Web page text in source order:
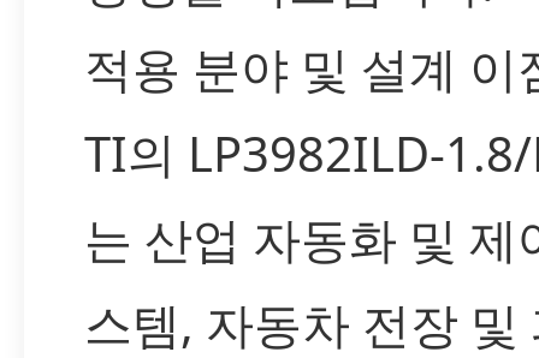
적용 분야 및 설계 이
TI의 LP3982ILD-
는 산업 자동화 및 제
스템, 자동차 전장 및